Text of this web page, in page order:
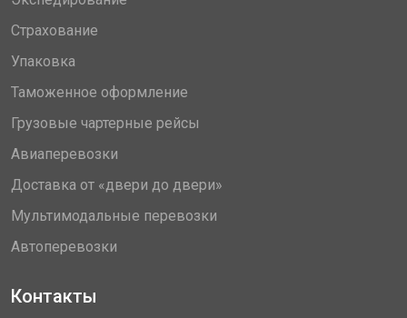
Страхование
Упаковка
Таможенное оформление
Грузовые чартерные рейсы
Авиаперевозки
Доставка от «двери до двери»
Мультимодальные перевозки
Автоперевозки
Контакты